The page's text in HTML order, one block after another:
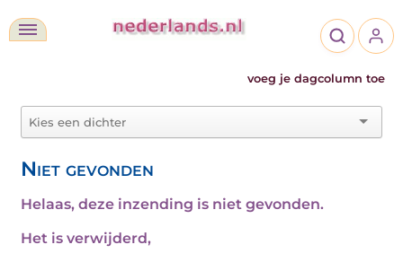
voeg je dagcolumn toe
Niet gevonden
Helaas, deze inzending is niet gevonden.
Het is verwijderd,